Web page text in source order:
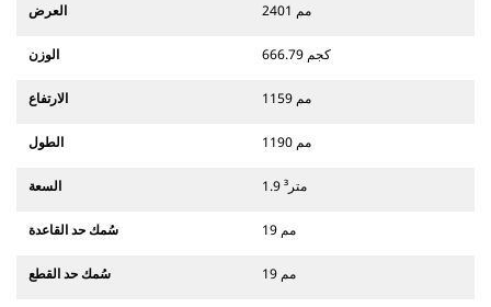
العرض 2401 مم
الوزن 666.79 كجم
الارتفاع 1159 مم
الطول 1190 مم
السعة 1.9 متر³
سُمك حد القاعدة 19 مم
سُمك حد القطع 19 مم